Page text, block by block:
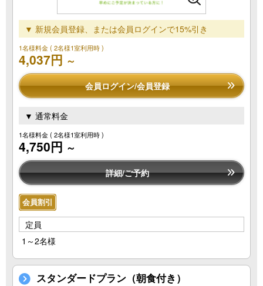
▼ 新規会員登録、または会員ログインで15%引き
1名様料金( 2名様1室利用時 )
4,037円 ～
会員ログイン/会員登録
▼ 通常料金
1名様料金( 2名様1室利用時 )
4,750円 ～
詳細/ご予約
会員割引
定員
1～2名様
スタンダードプラン（朝食付き）